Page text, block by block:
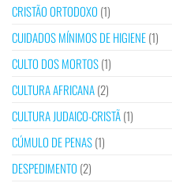
CRISTÃO ORTODOXO (1)
CUIDADOS MÍNIMOS DE HIGIENE(1)
CULTO DOS MORTOS(1)
CULTURA AFRICANA(2)
CULTURA JUDAICO-CRISTÃ(1)
CÚMULO DE PENAS(1)
DESPEDIMENTO (2)